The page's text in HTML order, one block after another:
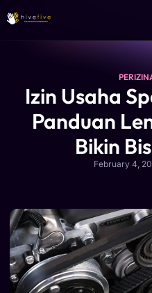
Izin Usaha
Panduan
Bikin
February 4,